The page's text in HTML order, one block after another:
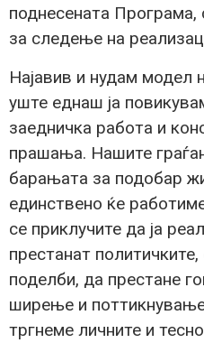
поднесената
за следење на
Најавив и нудам модел
уште еднаш ја
заедничка работа и
прашања. Нашите
барањата за подобар
единствено ќе
се приклучите да ја
престанат
поделби, да престане
ширење и
тргнеме личните и